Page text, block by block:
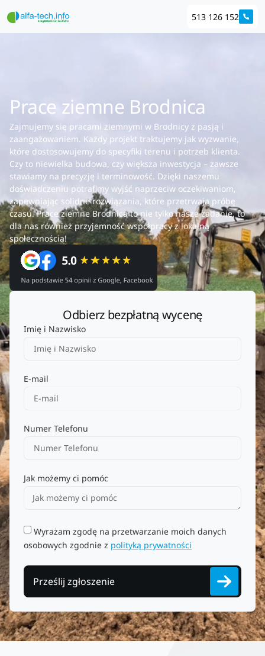
513 126 152
Prace ziemne Brodnica
Zajmujemy się pracami ziemnymi w Brodnicy z pasją i
zaangażowaniem. Każdy projekt traktujemy jak wyzwanie,
które dostosowujemy do specyfiki terenu i potrzeb klienta.
Czy to niewielka budowa, czy większa inwestycja – zawsze
stawiamy na precyzję i terminowość. Dzięki naszemu
doświadczeniu potrafimy wyjść naprzeciw oczekiwaniom,
zapewniając solidne rozwiązania, które przetrwają próbę
czasu. Prace ziemne Brodnica to nie tylko nasze zadanie, to
dla nas również przyjemność współpracy z lokalną
społecznością!
Odbierz bezpłatną wycenę
Imię i Nazwisko
E-mail
Numer Telefonu
Jak możemy ci pomóc
Wyrażam zgodę na przetwarzanie moich danych
osobowych zgodnie z polityką prywatności
Prześlij zgłoszenie